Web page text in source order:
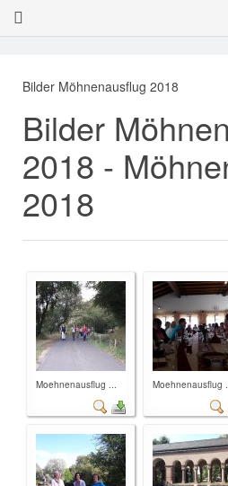
Bilder Möhnenausflug 2018
Bilder
2018 -
2018
Moehnenausflug ... Moehnenausflug